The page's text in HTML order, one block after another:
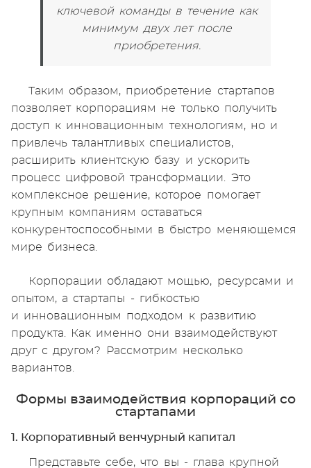
ключевой команды в течение как
минимум двух лет после
приобретения.
Таким образом, приобретение стартапов
позволяет корпорациям не только получить
доступ к инновационным технологиям, но и
привлечь талантливых специалистов,
расширить клиентскую базу и ускорить
процесс цифровой трансформации. Это
комплексное решение, которое помогает
крупным компаниям оставаться
конкурентоспособными в быстро меняющемся
мире бизнеса.
Корпорации обладают мощью, ресурсами и
опытом, а стартапы - гибкостью
и инновационным подходом к развитию
продукта. Как именно они взаимодействуют
друг с другом? Рассмотрим несколько
вариантов.
Формы взаимодействия корпораций со
стартапами
1. Корпоративный венчурный капитал
Представьте себе, что вы - глава крупной